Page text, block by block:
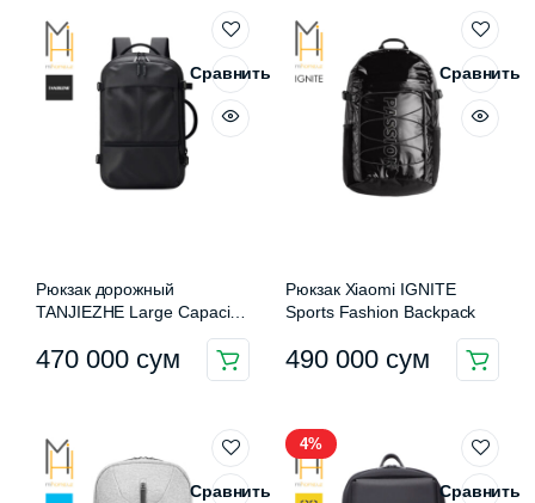
420
000 сум.
000 сум.
несколько
вариаций.
Опции
выбрать
Опции
можно
выбрать
странице
товара.
Сравнить
Рюкзак дорожный
TANJIEZHE Large Capacity
470 000 сум
Этот
несколько
вариаций.
Сравнить
Рюкзак Xiaomi IGNITE
Sports Fashion Backpack
490 000 сум
Этот
имеет
несколько
вариаций.
Сравнить
4%
Сравнить